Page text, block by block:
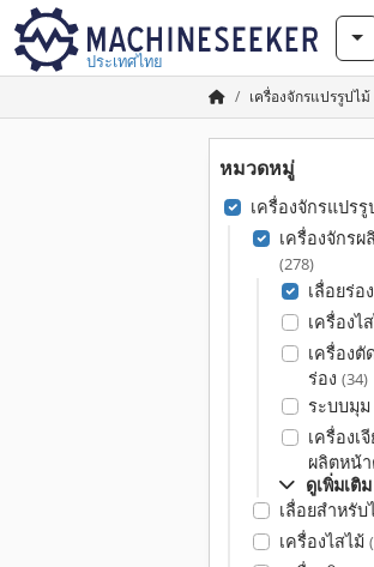
ประเทศไทย
เครื่องจักรแปรรูปไม้
หมวดหมู่
เครื่องจักรแปรรู
เครื่องจักร
(278)
เลื่อยร่อ
เครื่องไ
เครื่องตั
ร่อง (34)
ระบบมุม
เครื่องเ
ผลิตหน้
ดูเพิ่มเติม
เลื่อยสำหรับ
เครื่องไสไม้